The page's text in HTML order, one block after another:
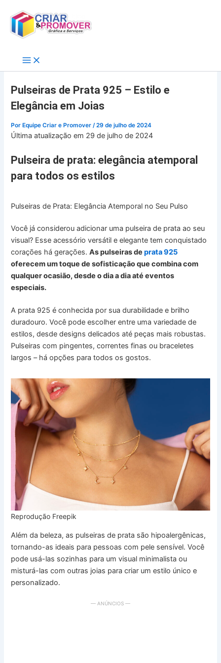
para
conteúdo
Pulseiras de Prata 925 – Estilo e
Elegância em Joias
PorEquipe Criar e Promover/29 de julho de 2024
Última atualização em 29 de julho de 2024
Pulseira de prata: elegância atemporal
para todos os estilos
Pulseiras de Prata: Elegância Atemporal no Seu Pulso
Você já considerou adicionar uma pulseira de prata ao seu
visual? Esse acessório versátil e elegante tem conquistado
corações há gerações.As pulseiras deprata 925
oferecem um toque de sofisticação que combina com
qualquer ocasião, desde o dia a dia até eventos
especiais.
A prata 925 é conhecida por sua durabilidade e brilho
duradouro. Você pode escolher entre uma variedade de
estilos, desde designs delicados até peças mais robustas.
Pulseiras com pingentes, correntes finas ou braceletes
largos – há opções para todos os gostos.
Reprodução Freepik
Além da beleza, as pulseiras de prata são hipoalergênicas,
tornando-as ideais para pessoas com pele sensível. Você
pode usá-las sozinhas para um visual minimalista ou
misturá-las com outras joias para criar um estilo único e
personalizado.
— ANÚNCIOS —